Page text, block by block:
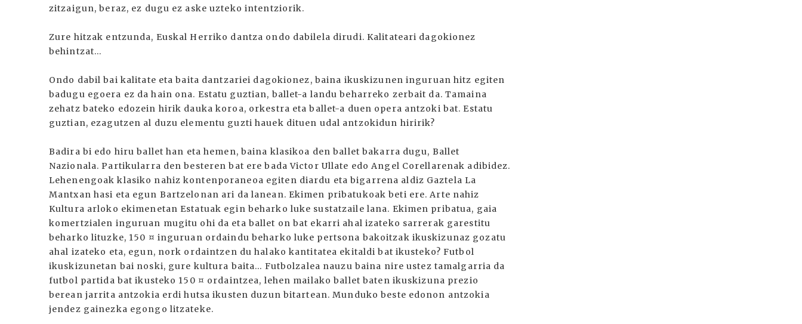
zitzaigun, beraz, ez dugu ez aske uzteko intentziorik.
Zure hitzak entzunda, Euskal Herriko dantza ondo dabilela dirudi. Kalitateari dagokionez
behintzat...
Ondo dabil bai kalitate eta baita dantzariei dagokionez, baina ikuskizunen inguruan hitz egiten
badugu egoera ez da hain ona. Estatu guztian, ballet-a landu beharreko zerbait da. Tamaina
zehatz bateko edozein hirik dauka koroa, orkestra eta ballet-a duen opera antzoki bat. Estatu
guztian, ezagutzen al duzu elementu guzti hauek dituen udal antzokidun hiririk?
Badira bi edo hiru ballet han eta hemen, baina klasikoa den ballet bakarra dugu, Ballet
Nazionala. Partikularra den besteren bat ere bada Victor Ullate edo Angel Corellarenak adibidez.
Lehenengoak klasiko nahiz kontenporaneoa egiten diardu eta bigarrena aldiz Gaztela La
Mantxan hasi eta egun Bartzelonan ari da lanean. Ekimen pribatukoak beti ere. Arte nahiz
Kultura arloko ekimenetan Estatuak egin beharko luke sustatzaile lana. Ekimen pribatua, gaia
komertzialen inguruan mugitu ohi da eta ballet on bat ekarri ahal izateko sarrerak garestitu
beharko lituzke, 150 ¤ inguruan ordaindu beharko luke pertsona bakoitzak ikuskizunaz gozatu
ahal izateko eta, egun, nork ordaintzen du halako kantitatea ekitaldi bat ikusteko? Futbol
ikuskizunetan bai noski, gure kultura baita... Futbolzalea nauzu baina nire ustez tamalgarria da
futbol partida bat ikusteko 150 ¤ ordaintzea, lehen mailako ballet baten ikuskizuna prezio
berean jarrita antzokia erdi hutsa ikusten duzun bitartean. Munduko beste edonon antzokia
jendez gainezka egongo litzateke.